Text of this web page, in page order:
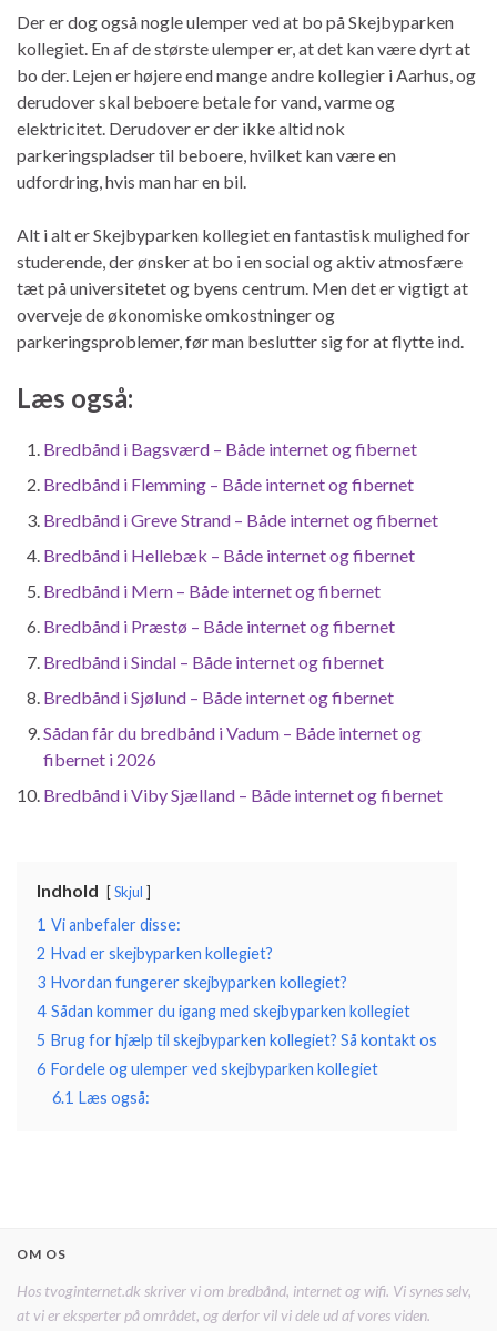
Der er dog også nogle ulemper ved at bo på Skejbyparken
kollegiet. En af de største ulemper er, at det kan være dyrt at
bo der. Lejen er højere end mange andre kollegier i Aarhus, og
derudover skal beboere betale for vand, varme og
elektricitet. Derudover er der ikke altid nok
parkeringspladser til beboere, hvilket kan være en
udfordring, hvis man har en bil.
Alt i alt er Skejbyparken kollegiet en fantastisk mulighed for
studerende, der ønsker at bo i en social og aktiv atmosfære
tæt på universitetet og byens centrum. Men det er vigtigt at
overveje de økonomiske omkostninger og
parkeringsproblemer, før man beslutter sig for at flytte ind.
Læs også:
Bredbånd i Bagsværd – Både internet og fibernet
Bredbånd i Flemming – Både internet og fibernet
Bredbånd i Greve Strand – Både internet og fibernet
Bredbånd i Hellebæk – Både internet og fibernet
Bredbånd i Mern – Både internet og fibernet
Bredbånd i Præstø – Både internet og fibernet
Bredbånd i Sindal – Både internet og fibernet
Bredbånd i Sjølund – Både internet og fibernet
Sådan får du bredbånd i Vadum – Både internet og
fibernet i 2026
Bredbånd i Viby Sjælland – Både internet og fibernet
Indhold Skjul
1 Vi anbefaler disse:
2 Hvad er skejbyparken kollegiet?
3 Hvordan fungerer skejbyparken kollegiet?
4 Sådan kommer du igang med skejbyparken kollegiet
5 Brug for hjælp til skejbyparken kollegiet? Så kontakt os
6 Fordele og ulemper ved skejbyparken kollegiet
6.1 Læs også:
OM OS
Hos tvoginternet.dk skriver vi om bredbånd, internet og wifi. Vi synes selv,
at vi er eksperter på området, og derfor vil vi dele ud af vores viden.